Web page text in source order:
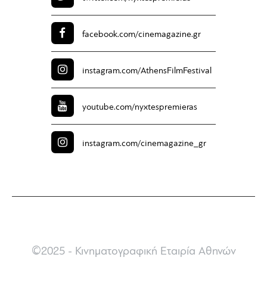
facebook.com/cinemagazine.gr
instagram.com/AthensFilmFestival
youtube.com/nyxtespremieras
instagram.com/cinemagazine_gr
©2025 - Κινηματογραφική Εταιρία Αθηνών